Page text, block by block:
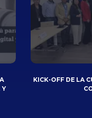
Y
KICK-OFF DE LA